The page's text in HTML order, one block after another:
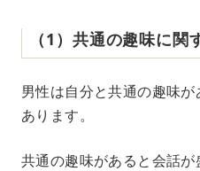
（1）共通の趣味に関
男性は自分と共通の趣味
あります。
共通の趣味があると会話